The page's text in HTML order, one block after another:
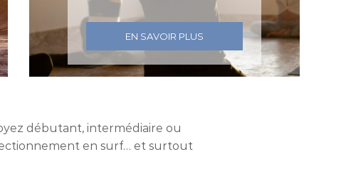
EN SAVOIR PLUS
débutant, intermédiaire ou
en surf… et surtout